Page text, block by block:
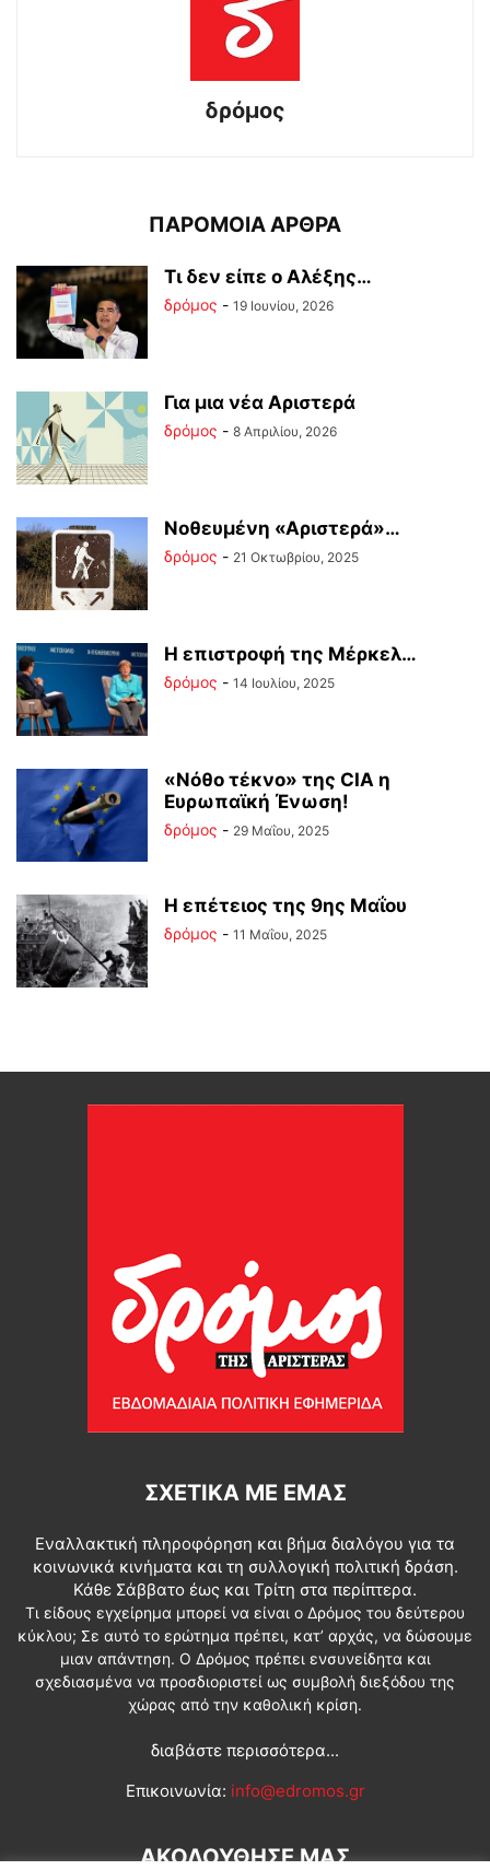
δρόμος
ΠΑΡΟΜΟΙΑ ΑΡΘΡΑ
Tι δεν είπε ο Αλέξης…
δρόμος - 19 Ιουνίου, 2026
Για μια νέα Αριστερά
δρόμος - 8 Απριλίου, 2026
Νοθευμένη «Αριστερά»…
δρόμος - 21 Οκτωβρίου, 2025
Η επιστροφή της Μέρκελ…
δρόμος - 14 Ιουλίου, 2025
«Νόθο τέκνο» της CIA η
Ευρωπαϊκή Ένωση!
δρόμος - 29 Μαΐου, 2025
Η επέτειος της 9ης Μαΐου
δρόμος - 11 Μαΐου, 2025
ΣΧΕΤΙΚΆ ΜΕ ΕΜΆΣ
Εναλλακτική πληροφόρηση και βήμα διαλόγου για τα
κοινωνικά κινήματα και τη συλλογική πολιτική δράση.
Κάθε Σάββατο έως και Τρίτη στα περίπτερα.
Τι είδους εγχείρημα μπορεί να είναι ο Δρόμος του δεύτερου
κύκλου; Σε αυτό το ερώτημα πρέπει, κατ’ αρχάς, να δώσουμε
μιαν απάντηση. Ο Δρόμος πρέπει ενσυνείδητα και
σχεδιασμένα να προσδιοριστεί ως συμβολή διεξόδου της
χώρας από την καθολική κρίση.
διαβάστε περισσότερα...
Επικοινωνία: info@edromos.gr
ΑΚΟΛΟΥΘΗΣΕ ΜΑΣ